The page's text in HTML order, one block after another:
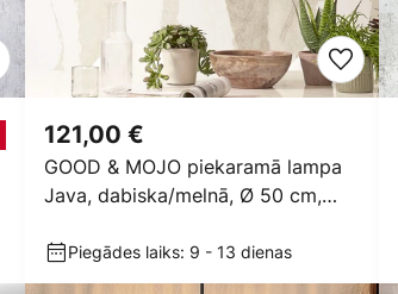
GOOD & MOJO piekaramā lampa
Java, dabiska/melnā, Ø 50 cm,
121,00 €
Piegādes laiks: 9 - 13 dienas